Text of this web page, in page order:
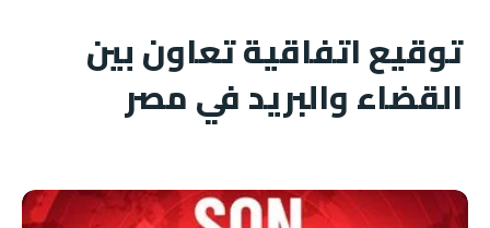
توقيع اتفاقية تعاون بين
القضاء والبريد في مصر